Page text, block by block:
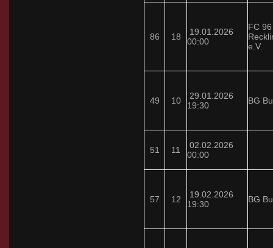
86 18
19.01.2026
00:00
FC 96
e.V.
49 10
29.01.2026
19:30
BG
51 11
02.02.2026
00:00
57 12
19.02.2026
19:30
BG